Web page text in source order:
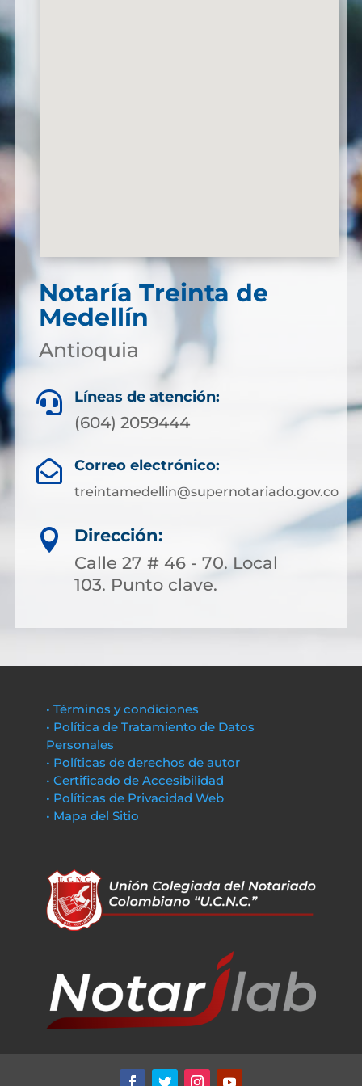
Notaría Treinta de
Medellín
Antioquia
 Líneas de atención:
(604) 2059444
 Correo electrónico:
treintamedellin@supernotariado.gov.co

Dirección:
Calle 27 # 46 - 70. Local
103. Punto clave.
• Términos y condiciones
• Política de Tratamiento de Datos
Personales
• Políticas de derechos de autor
• Certificado de Accesibilidad
• Políticas de Privacidad Web
• Mapa del Sitio